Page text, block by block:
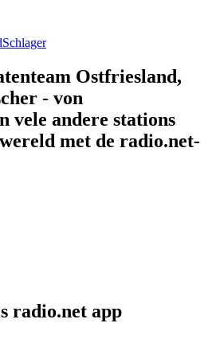
Schlager
Ostfriesland,
- von
vele andere stations
met de radio.net-
radio.net app